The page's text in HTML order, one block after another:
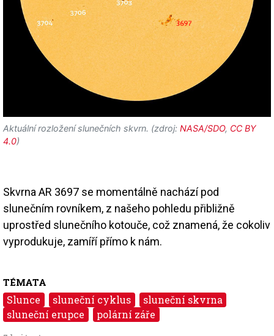
Aktuální rozložení slunečních skvrn. (zdroj: NASA/SDO, CC BY
4.0)
Skvrna AR 3697 se momentálně nachází pod
slunečním rovníkem, z našeho pohledu přibližně
uprostřed slunečního kotouče, což znamená, že cokoliv
vyprodukuje, zamíří přímo k nám.
TÉMATA
Slunce sluneční cyklus
sluneční skvrna
sluneční erupce
polární záře